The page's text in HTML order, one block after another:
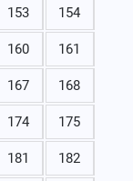
153 154
160 161
167 168
174 175
181 182